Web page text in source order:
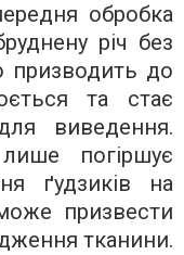
обробка
річ без
призводить до
та стає
виведення.
погіршує
ґудзиків на
призвести
тканини.